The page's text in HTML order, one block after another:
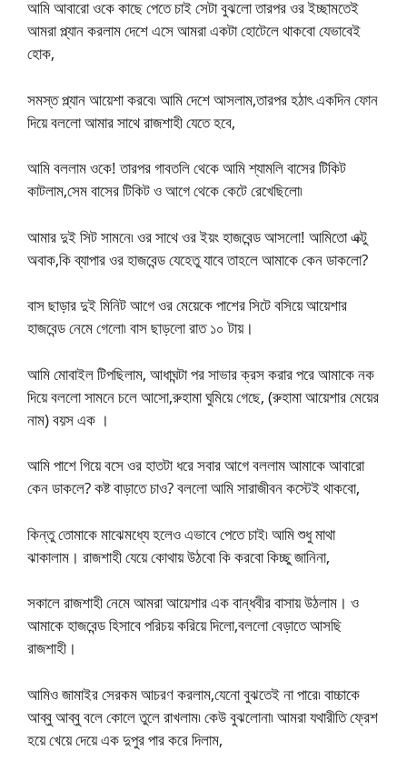
আমি আবারো ওকে কাছে পেতে চাই সেটা বুঝলো তারপর ওর ইচ্ছামতেই
আমরা প্ল্যান করলাম দেশে এসে আমরা একটা হোটেলে থাকবো যেভাবেই
হোক,
সমস্ত প্ল্যান আয়েশা করবে৷ আমি দেশে আসলাম,তারপর হঠাৎ একদিন ফোন
দিয়ে বললো আমার সাথে রাজশাহী যেতে হবে,
আমি বললাম ওকে! তারপর গাবতলি থেকে আমি শ্যামলি বাসের টিকিট
কাটলাম,সেম বাসের টিকিট ও আগে থেকে কেটে রেখেছিলো৷
আমার দুই সিট সামনে৷ ওর সাথে ওর ইয়ং হাজবেন্ড আসলো! আমিতো এক্টু
অবাক,কি ব্যাপার ওর হাজবেন্ড যেহেতু যাবে তাহলে আমাকে কেন ডাকলো?
বাস ছাড়ার দুই মিনিট আগে ওর মেয়েকে পাশের সিটে বসিয়ে আয়েশার
হাজবেন্ড নেমে গেলো৷ বাস ছাড়লো রাত ১০ টায়।
আমি মোবাইল টিপছিলাম, আধাঘন্টা পর সাভার ক্রস করার পরে আমাকে নক
দিয়ে বললো সামনে চলে আসো,রুহামা ঘুমিয়ে গেছে, (রুহামা আয়েশার মেয়ের
নাম) বয়স এক ।
আমি পাশে গিয়ে বসে ওর হাতটা ধরে সবার আগে বললাম আমাকে আবারো
কেন ডাকলে? কষ্ট বাড়াতে চাও? বললো আমি সারাজীবন কস্টেই থাকবো,
কিন্তু তোমাকে মাঝেমধ্যে হলেও এভাবে পেতে চাই৷ আমি শুধু মাথা
ঝাকালাম। রাজশাহী যেয়ে কোথায় উঠবো কি করবো কিচ্ছু জানিনা,
সকালে রাজশাহী নেমে আমরা আয়েশার এক বান্ধবীর বাসায় উঠলাম। ও
আমাকে হাজবেন্ড হিসাবে পরিচয় করিয়ে দিলো,বললো বেড়াতে আসছি
রাজশাহী।
আমিও জামাইর সেরকম আচরণ করলাম,যেনো বুঝতেই না পারে৷ বাচ্চাকে
আব্বু আব্বু বলে কোলে তুলে রাখলাম৷ কেউ বুঝলোনা৷ আমরা যথারীতি ফ্রেশ
হয়ে খেয়ে দেয়ে এক দুপুর পার করে দিলাম,